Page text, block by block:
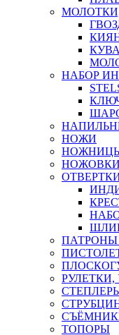
НАБОР
НОЖИ
ПАТРОНЫ
ТОПОРЫ